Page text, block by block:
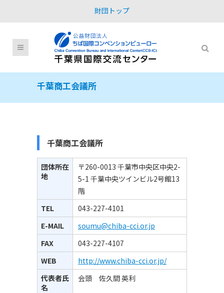
財団トップ
千葉商工会議所
千葉商工会議所
団体所在
地
〒260-0013 千葉市中央区中央2-
5-1 千葉中央ツインビル2号館13
階
TEL
043-227-4101
E-MAIL
soumu@chiba-cci.or.jp
FAX
043-227-4107
WEB
http://www.chiba-cci.or.jp/
代表者氏
名
会頭 佐久間 英利